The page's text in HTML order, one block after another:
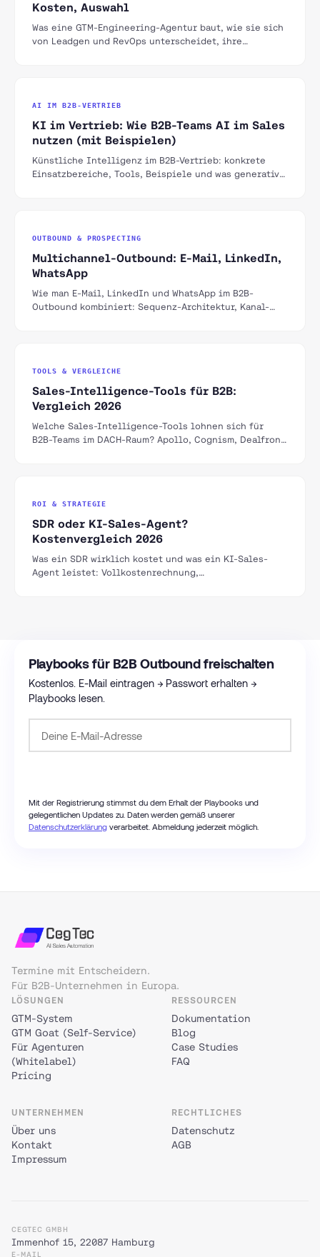
Kosten, Auswahl
Was eine GTM-Engineering-Agentur baut, wie sie sich
von Leadgen und RevOps unterscheidet, ihre
AI IM B2B-VERTRIEB
KI im Vertrieb: Wie B2B-Teams AI im Sales
nutzen (mit Beispielen)
Künstliche Intelligenz im B2B-Vertrieb: konkrete
Einsatzbereiche, Tools, Beispiele und was generative
OUTBOUND & PROSPECTING
Multichannel-Outbound: E-Mail, LinkedIn,
WhatsApp
Wie man E-Mail, LinkedIn und WhatsApp im B2B-
Outbound kombiniert: Sequenz-Architektur, Kanal-
TOOLS & VERGLEICHE
Sales-Intelligence-Tools für B2B:
Vergleich 2026
Welche Sales-Intelligence-Tools lohnen sich für
B2B-Teams im DACH-Raum? Apollo, Cognism, Dealfront
ROI & STRATEGIE
SDR oder KI-Sales-Agent?
Kostenvergleich 2026
Was ein SDR wirklich kostet und was ein KI-Sales-
Agent leistet: Vollkostenrechnung,
Playbooks für B2B Outbound freischalten
Kostenlos. E-Mail eintragen → Passwort erhalten →
Playbooks lesen.
Mit der Registrierung stimmst du dem Erhalt der Playbooks und
gelegentlichen Updates zu. Daten werden gemäß unserer
Datenschutzerklärung verarbeitet. Abmeldung jederzeit möglich.
Termine mit Entscheidern.
Für B2B-Unternehmen in Europa.
LÖSUNGEN
GTM-System
GTM Goat (Self-Service)
Für Agenturen
(Whitelabel)
Pricing
RESSOURCEN
Dokumentation
Blog
Case Studies
FAQ
UNTERNEHMEN
Über uns
Kontakt
Impressum
RECHTLICHES
Datenschutz
AGB
CEGTEC GMBH
Immenhof 15, 22087 Hamburg
E-MAIL